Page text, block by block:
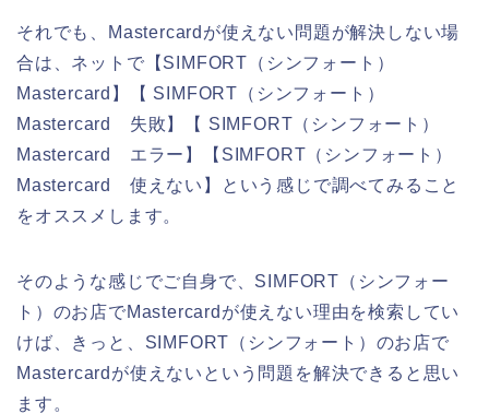
それでも、Mastercardが使えない問題が解決しない場
合は、ネットで【SIMFORT（シンフォート）
Mastercard】【 SIMFORT（シンフォート）
Mastercard 失敗】【 SIMFORT（シンフォート）
Mastercard エラー】【SIMFORT（シンフォート）
Mastercard 使えない】という感じで調べてみること
をオススメします。
そのような感じでご自身で、SIMFORT（シンフォー
ト）のお店でMastercardが使えない理由を検索してい
けば、きっと、SIMFORT（シンフォート）のお店で
Mastercardが使えないという問題を解決できると思い
ます。